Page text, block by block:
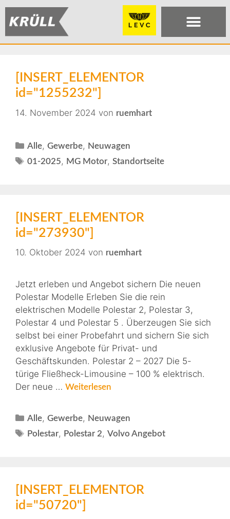
[INSERT_ELEMENTOR
id="1255232"]
14. November 2024 von ruemhart
Alle,Gewerbe, Neuwagen
01-2025, MG Motor,Standortseite
[INSERT_ELEMENTOR
id="273930"]
10. Oktober 2024 von ruemhart
Jetzt erleben und Angebot sichern Die neuen
Polestar Modelle Erleben Sie die rein
elektrischen Modelle Polestar 2, Polestar 3,
Polestar 4 und Polestar 5 . Überzeugen Sie sich
selbst bei einer Probefahrt und sichern Sie sich
exklusive Angebote für Privat- und
Geschäftskunden. Polestar 2 – 2027 Die 5-
türige Fließheck-Limousine – 100 % elektrisch.
Der neue … Weiterlesen
Alle,Gewerbe, Neuwagen
Polestar, Polestar 2,Volvo Angebot
[INSERT_ELEMENTOR
id="50720"]